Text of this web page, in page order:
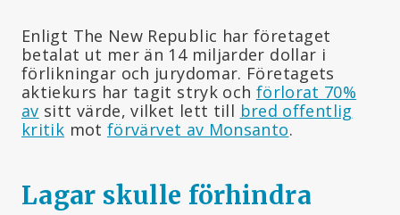
Enligt The New Republic har företaget
betalat ut mer än 14 miljarder dollar i
förlikningar och jurydomar. Företagets
aktiekurs har tagit stryk och förlorat 70%
av sitt värde, vilket lett till bred offentlig
kritik mot förvärvet av Monsanto.
Lagar skulle förhindra